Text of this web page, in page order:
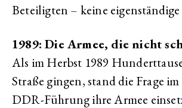
Beteiligten – keine
1989: Die Armee, die nicht
Als im Herbst 1989
Straße gingen, stand die Frage
DDR-Führung ihre Armee